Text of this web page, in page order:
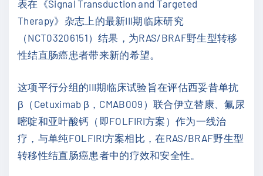
表在《Signal Transduction and Targeted
Therapy》杂志上的最新III期临床研究
（NCT03206151）结果，为RAS/BRAF野生型转移
性结直肠癌患者带来新的希望。
这项平行分组的III期临床试验旨在评估西妥昔单抗
β（Cetuximab β，CMAB009）联合伊立替康、氟尿
嘧啶和亚叶酸钙（即FOLFIRI方案）作为一线治
疗，与单纯FOLFIRI方案相比，在RAS/BRAF野生型
转移性结直肠癌患者中的疗效和安全性。